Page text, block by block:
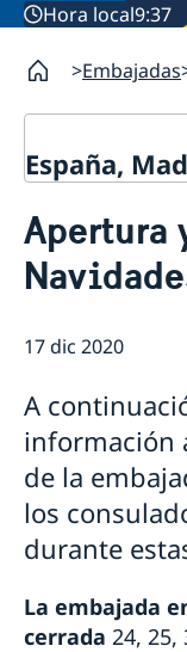
Hora local9:37
Embajadas
España,
Sobre nosotros
Personal en la
Reglamento
Noticias
Prioridades en la
Apertura
17 dic 2020
A
información
de la
los
durante
La embajada
cerrada 24, 25,